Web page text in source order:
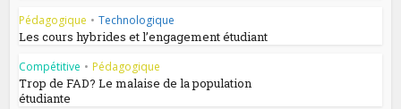
Pédagogique • Technologique
Les cours hybrides et l’engagement étudiant
Compétitive • Pédagogique
Trop de FAD? Le malaise de la population
étudiante